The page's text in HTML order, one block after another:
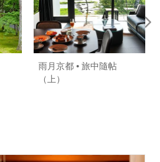
雨月京都 • 旅中隨帖
（上）